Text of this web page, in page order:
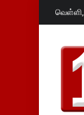
வெள்ளி,